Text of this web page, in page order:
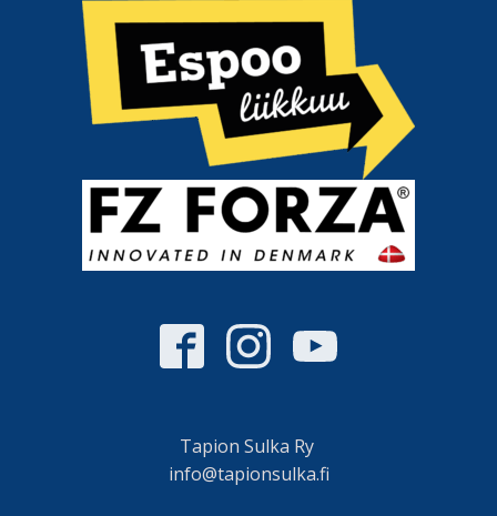
Tapion Sulka Ry
info@tapionsulka.fi